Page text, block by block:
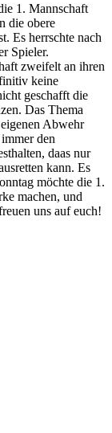
1. Mannschaft
die obere
Es herrschte nach
Spieler.
zweifelt an ihren
keine
geschafft die
Das Thema
Abwehr
den
daas nur
kann. Es
möchte die 1.
machen, und
uns auf euch!